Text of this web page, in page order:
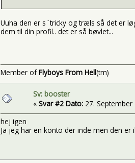
Uuha den er s¨tricky og træls så det er
dem til din profil.. det er så bøvlet...
Member ofFlyboys From Hell(tm)
Sv: booster
« Svar #2 Dato:27. September
hej igen
Ja jeg har en konto der inde men den er